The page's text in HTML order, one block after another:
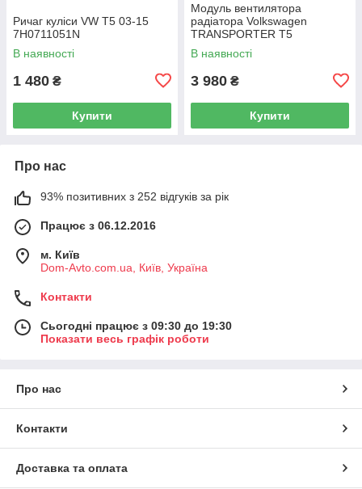
Ричаг куліси VW T5 03-15
7H0711051N
В наявності
1 480 ₴
Купити
Модуль вентилятора
радіатора Volkswagen
TRANSPORTER T5
Фургон 03-15 7H0919506D
В наявності
3 980 ₴
Купити
Про нас
93% позитивних з 252 відгуків за рік
Працює з 06.12.2016
м. Київ
Dom-Avto.com.ua, Київ, Україна
Контакти
Сьогодні працює з 09:30 до 19:30
Показати весь графік роботи
Про нас
Контакти
Доставка та оплата